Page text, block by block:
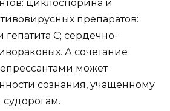
циклоспорина и
препаратов:
гепатита C; сердечно-
А сочетание
может
сознания, учащенному